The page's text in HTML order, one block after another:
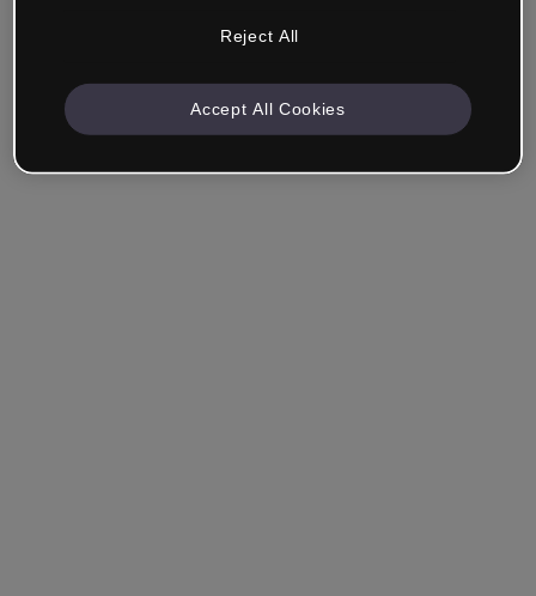
Angemeldet bleiben Hast du dein Passwort vergessen?
Reject All
Accept All Cookies